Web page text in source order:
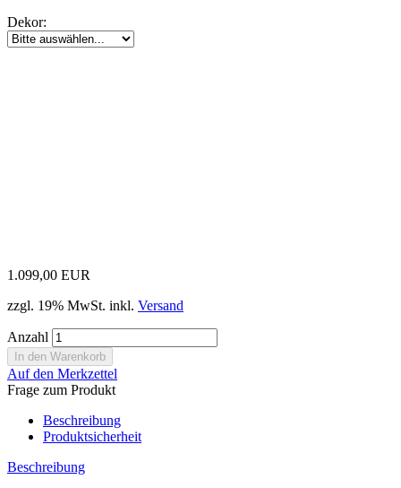
Dekor:
1.099,00 EUR
zzgl. 19% MwSt. inkl. Versand
Anzahl
Auf den Merkzettel
Frage zum Produkt
Beschreibung
Produktsicherheit
Beschreibung